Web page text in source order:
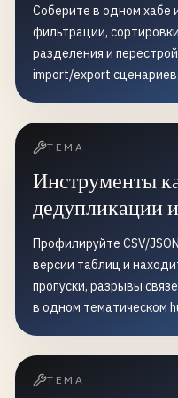
компонентов (PCA)
Соберите в одном хабе
фильтрации,
разделения и
import/export сценариев.
ТЕМА
Инструменты
дедупликации
Профилируйте CSV/
версии таблиц и
пропуски, разрывы
в одном тематическом
ТЕМА